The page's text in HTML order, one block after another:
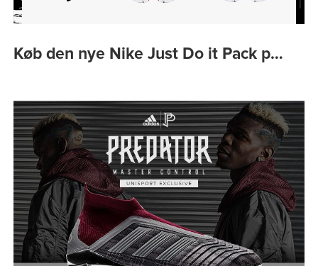
Køb den nye Nike Just Do it Pack p…